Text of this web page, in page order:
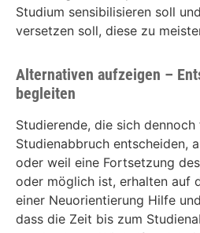
Studium sensibilisieren soll
versetzen soll, diese zu
Alternativen aufzeigen –
begleiten
Studierende, die sich dennoch
Studienabbruch entscheiden,
oder weil eine Fortsetzung
oder möglich ist, erhalten auf
einer Neuorientierung Hilfe
dass die Zeit bis zum